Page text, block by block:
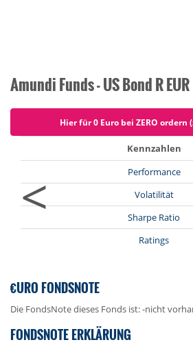
Amundi Funds - US Bond R
Hier für 0 Euro bei ZERO ordern
<
Kennzahlen
Performance
Volatilität
Sharpe Ratio
Ratings
€URO FONDSNOTE
Die FondsNote dieses Fonds ist: -nicht
FONDSNOTE ERKLÄRUNG